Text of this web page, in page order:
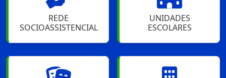
REDE
SOCIOASSISTENCIAL
UNIDADES
ESCOLARES